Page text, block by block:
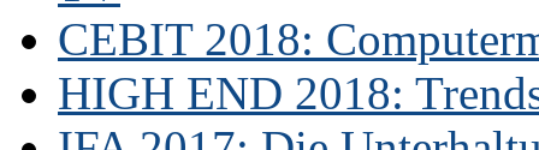
CEBIT 2018:
HIGH END 2018: